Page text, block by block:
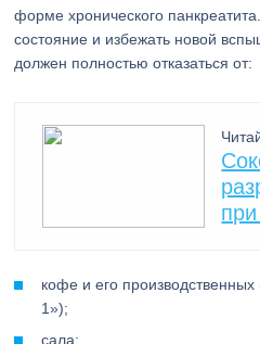
форме хронического
состояние и избежать новой
должен полностью отказаться от:
кофе и его
1»);
сала;